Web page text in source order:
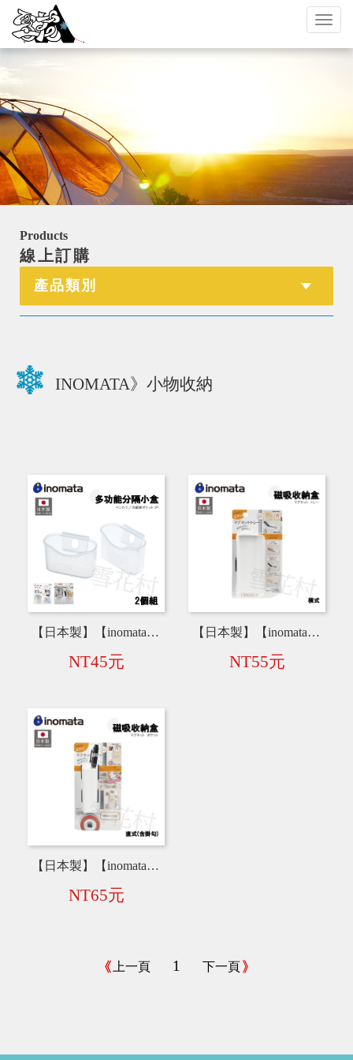
Toggle
Products
線上訂購
產品類別
INOMATA》小物收納
【日本製】【inomata】收納分隔小盒 4390
NT45元
【日本製】【inomata】磁吸收納盒-橫式 5091
NT55元
【日本製】【inomata】磁吸收納盒-直式(含掛勾) 5090
NT65元
上一頁 1 下一頁